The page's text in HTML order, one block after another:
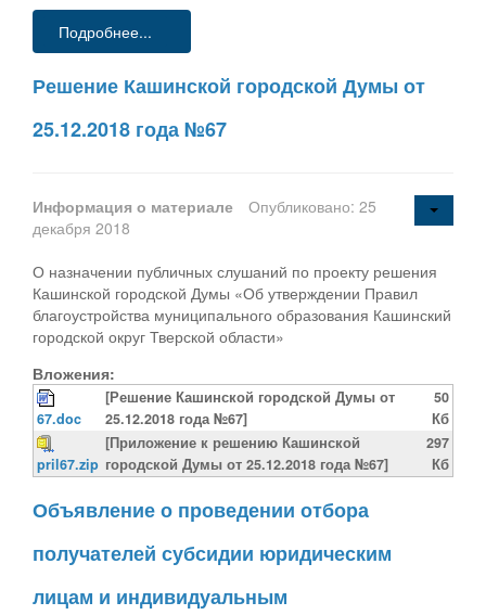
Подробнее...
Решение Кашинской городской Думы от
25.12.2018 года №67
Информация о материале
Опубликовано: 25
декабря 2018
О назначении публичных слушаний по проекту решения
Кашинской городской Думы «Об утверждении Правил
благоустройства муниципального образования Кашинский
городской округ Тверской области»
Вложения:
67.doc
[Решение Кашинской городской Думы от
25.12.2018 года №67]
50
Кб
pril67.zip
[Приложение к решению Кашинской
городской Думы от 25.12.2018 года №67]
297
Кб
Объявление о проведении отбора
получателей субсидии юридическим
лицам и индивидуальным